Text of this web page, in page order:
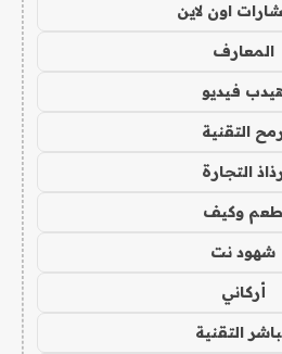
اون لاين
المعارف
فيديو
التقنية
التجارة
طعم وكيف
شهود نت
أركاني
التقنية